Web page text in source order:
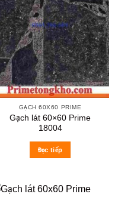
GẠCH 60X60 PRIME
Gạch lát 60×60 Prime
18004
Đọc tiếp